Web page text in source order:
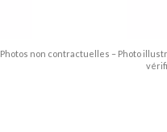
Photos non contractuelles – Photo